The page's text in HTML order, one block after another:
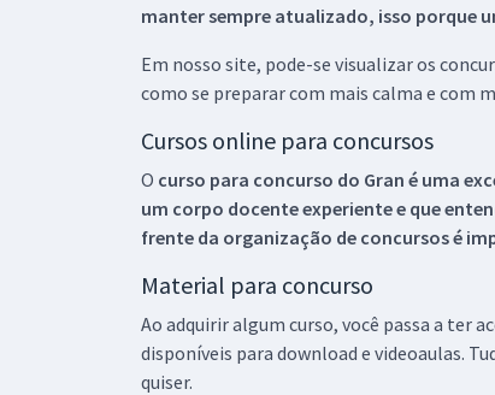
manter sempre atualizado, isso porque
Em nosso site, pode-se visualizar os
como se preparar com mais calma e com
Cursos online para concursos
O curso para concurso do Gran é uma
um corpo docente experiente e que
frente da organização de concursos é
Material para concurso
Ao adquirir algum curso, você passa a ter
disponíveis para download e videoaulas.
quiser.